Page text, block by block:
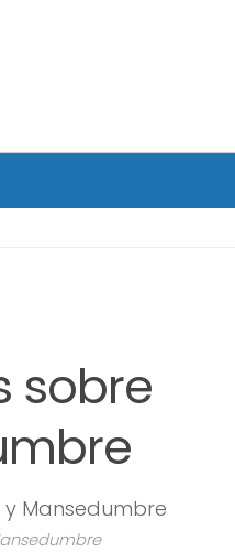
sobre